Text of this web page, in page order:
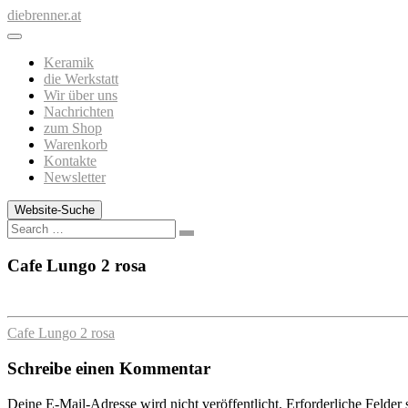
Zum
Inhalt
diebrenner.at
Keramik
die Werkstatt
Wir über uns
Nachrichten
zum Shop
Warenkorb
Kontakte
Newsletter
Website-Suche
Search
Cafe Lungo 2 rosa
Cafe Lungo 2 rosa
Schreibe einen Kommentar
Deine E-Mail-Adresse wird nicht veröffentlicht. Erforderliche Felder